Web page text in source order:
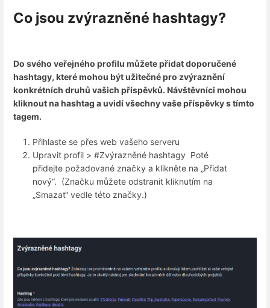
Co jsou zvýrazněné hashtagy?
Do svého veřejného profilu můžete přidat doporučené
hashtagy, které mohou být užitečné pro zvýraznění
konkrétních druhů vašich příspěvků. Návštěvníci mohou
kliknout na hashtag a uvidí všechny vaše příspěvky s tímto
tagem.
Přihlaste se přes web vašeho serveru
Upravit profil > #Zvýrazněné hashtagy Poté
přidejte požadované značky a klikněte na „Přidat
nový“. (Značku můžete odstranit kliknutím na
„Smazat“ vedle této značky.)